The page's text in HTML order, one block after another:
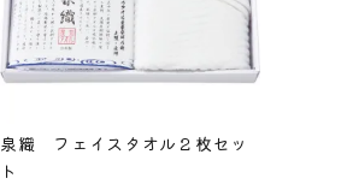
泉織 フェイスタオル２枚セッ
ト